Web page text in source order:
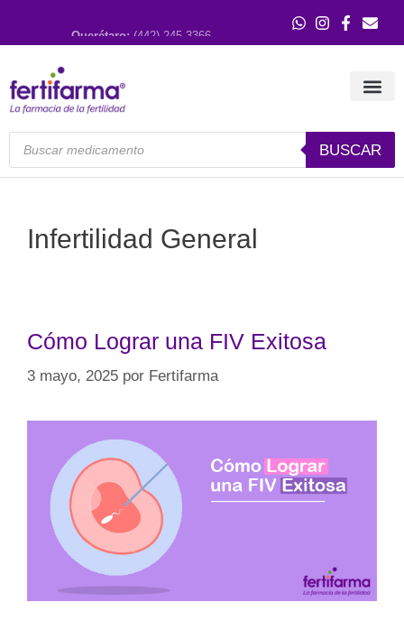
Querétaro:(442) 245 3366
BUSCAR
Infertilidad General
Cómo Lograr una FIV Exitosa
3 mayo, 2025 por Fertifarma